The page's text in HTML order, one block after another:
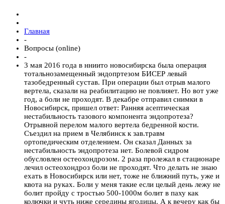
Главная
-
Вопросы (online)
-
3 мая 2016 года в нниито новосибирска была операция
тотальнозамещенный эндопртезом БИСЕР левый
тазобедренный сустав. При операции был отрыв малого
вертела, сказали на реабилитацию не повлияет. Но вот уже
год, а боли не проходят. В декабре отправил снимки в
Новосибирск, пришел ответ: Ранняя асептическая
нестабильность тазового компонента эндопротеза?
Отрывной перелом малого вертела бедренной кости.
Съездил на прием в Челябинск к зав.травм
ортопедическим отделением. Он сказал Данных за
нестабильность эндопротеза нет. Болевой сидром
обусловлен остеохондрозом. 2 раза пролежал в стационаре
лечил остеохондроз боли не проходят. Что делать не знаю
ехать в Новосибирск или нет, тоже не ближний путь, уже и
квота на руках. Боли у меня такие если целый день лежу не
болит пройду с тростью 500-1000м болит в паху как
колючки и чуть ниже середины ягодицы. А к вечеру как бы